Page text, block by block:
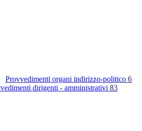
Provvedimenti organi indirizzo-politico 6
dirigenti - amministrativi 83